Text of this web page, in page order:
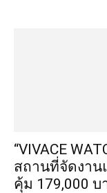
“VIVACE
สถานที่จัดงาน
คุ้ม 179,000